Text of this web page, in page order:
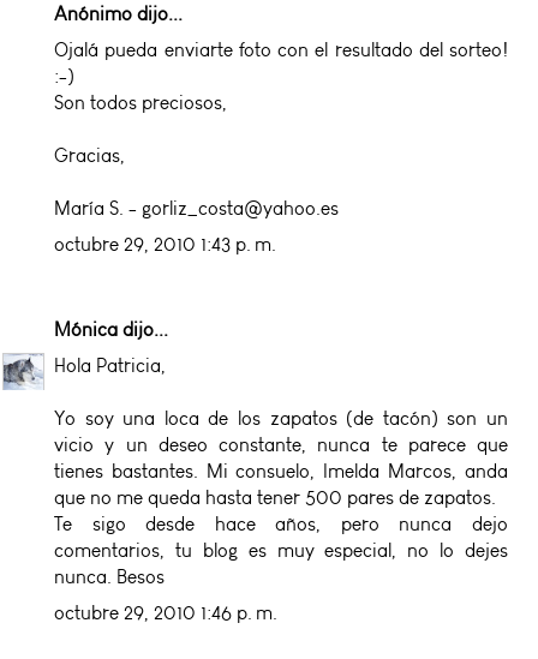
Anónimo dijo...
Ojalá pueda enviarte foto con el resultado del sorteo!
:-)
Son todos preciosos,
Gracias,
María S. - gorliz_costa@yahoo.es
octubre 29, 2010 1:43 p. m.
Mónica dijo...
Hola Patricia,
Yo soy una loca de los zapatos (de tacón) son un
vicio y un deseo constante, nunca te parece que
tienes bastantes. Mi consuelo, Imelda Marcos, anda
que no me queda hasta tener 500 pares de zapatos.
Te sigo desde hace años, pero nunca dejo
comentarios, tu blog es muy especial, no lo dejes
nunca. Besos
octubre 29, 2010 1:46 p. m.